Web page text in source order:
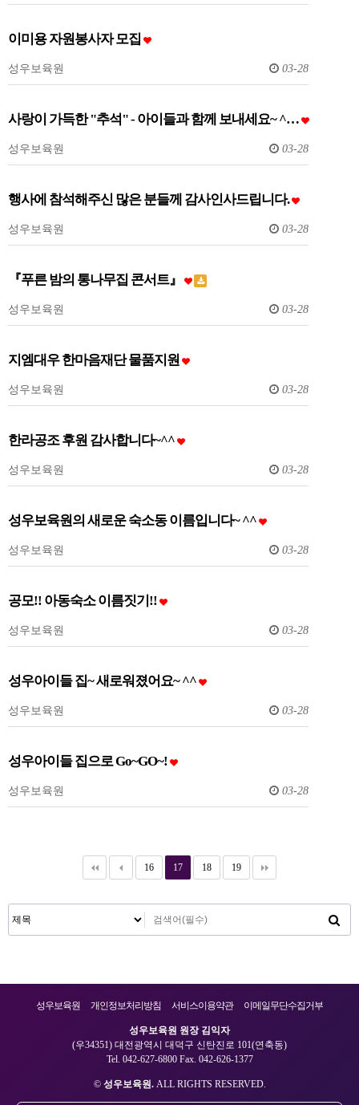
이미용 자원봉사자 모집
성우보육원 03-28
사랑이 가득한 "추석" - 아이들과 함께 보내세요~ ^…
성우보육원 03-28
행사에 참석해주신 많은 분들께 감사인사드립니다.
성우보육원 03-28
『푸른 밤의 통나무집 콘서트』
성우보육원 03-28
지엠대우 한마음재단 물품지원
성우보육원 03-28
한라공조 후원 감사합니다~^^
성우보육원 03-28
성우보육원의 새로운 숙소동 이름입니다~ ^^
성우보육원 03-28
공모!! 아동숙소 이름짓기!!
성우보육원 03-28
성우아이들 집~ 새로워졌어요~ ^^
성우보육원 03-28
성우아이들 집으로 Go~GO~!
성우보육원 03-28
16 17 18 19
성우보육원 개인정보처리방침 서비스이용약관 이메일무단수집거부
성우보육원 원장 김익자
(우34351) 대전광역시 대덕구 신탄진로 101(연축동)
Tel. 042-627-6800 Fax. 042-626-1377
© 성우보육원.ALL RIGHTS RESERVED.